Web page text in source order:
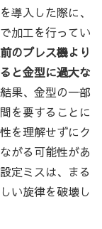
導入した際に、
加工を行ってい
のプレス機より
と金型に過大な
果、金型の一部
を要することに
を理解せずにク
がる可能性があ
定ミスは、まる
い旋律を破壊し